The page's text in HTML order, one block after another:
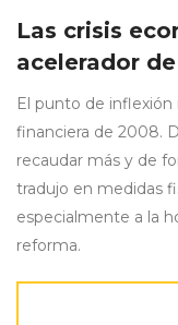
Las crisis
acelerador
El punto de
financiera de 2008.
recaudar más y de
tradujo en medidas
especialmente a la
reforma.